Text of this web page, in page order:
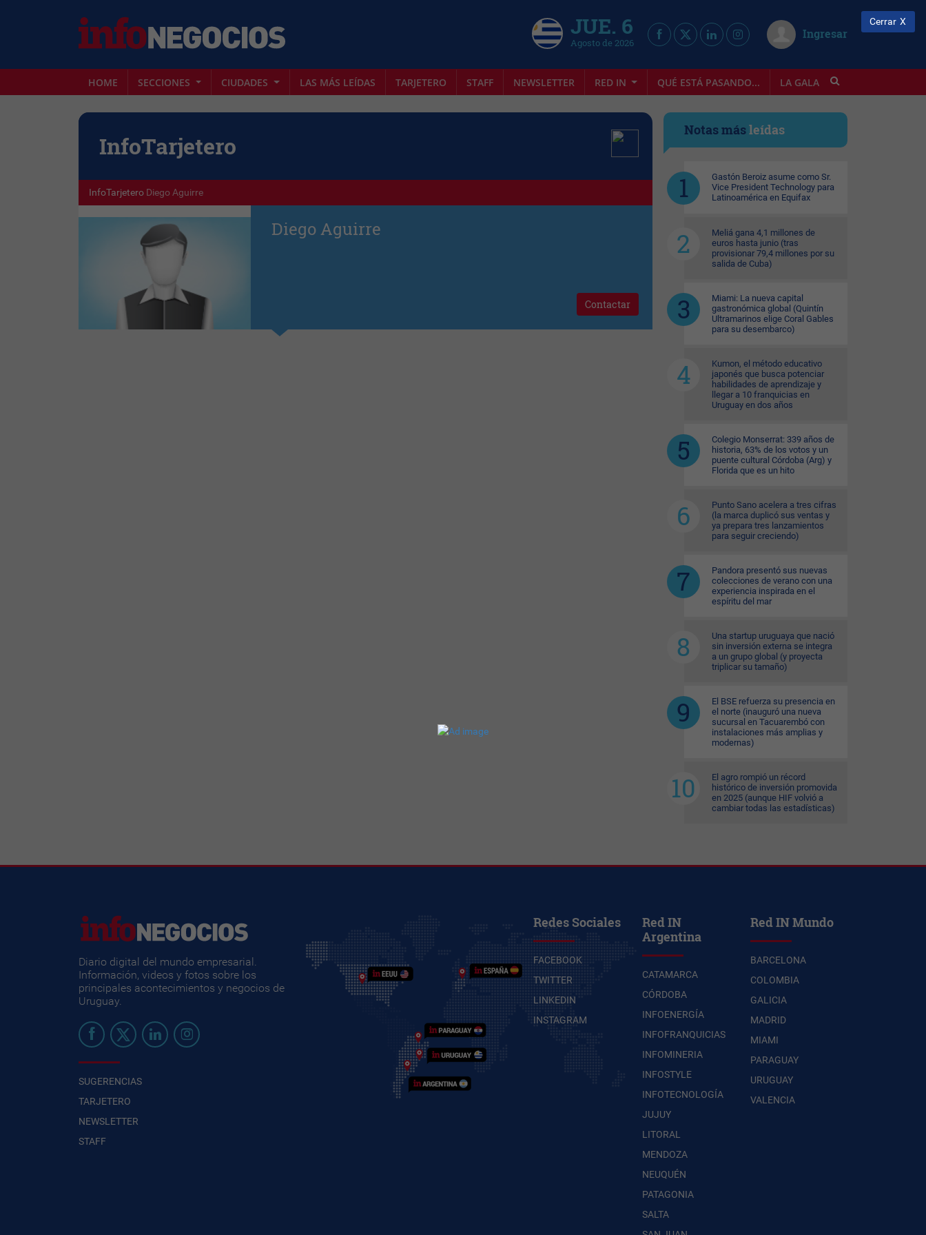
JUE. 6
Agosto de 2026
Ingresar
HOME SECCIONES CIUDADES LAS MÁS LEÍDAS TARJETERO STAFF NEWSLETTER RED IN QUÉ ESTÁ PASANDO... LA GALA INFOSTYLE
InfoTarjetero
InfoTarjetero Diego Aguirre
Diego Aguirre
Contactar
Notas másleídas
Gastón Beroiz asume como Sr.
Vice President Technology para
Latinoamérica en Equifax
Meliá gana 4,1 millones de
euros hasta junio (tras
provisionar 79,4 millones por su
salida de Cuba)
Miami: La nueva capital
gastronómica global (Quintín
Ultramarinos elige Coral Gables
para su desembarco)
Kumon, el método educativo
japonés que busca potenciar
habilidades de aprendizaje y
llegar a 10 franquicias en
Uruguay en dos años
Colegio Monserrat: 339 años de
historia, 63% de los votos y un
puente cultural Córdoba (Arg) y
Florida que es un hito
Punto Sano acelera a tres cifras
(la marca duplicó sus ventas y
ya prepara tres lanzamientos
para seguir creciendo)
Pandora presentó sus nuevas
colecciones de verano con una
experiencia inspirada en el
espíritu del mar
Una startup uruguaya que nació
sin inversión externa se integra
a un grupo global (y proyecta
triplicar su tamaño)
El BSE refuerza su presencia en
el norte (inauguró una nueva
sucursal en Tacuarembó con
instalaciones más amplias y
modernas)
El agro rompió un récord
histórico de inversión promovida
en 2025 (aunque HIF volvió a
cambiar todas las estadísticas)
Diario digital del mundo empresarial.
Información, videos y fotos sobre los
principales acontecimientos y negocios de
Uruguay.
SUGERENCIAS
TARJETERO
NEWSLETTER
STAFF
Redes Sociales
FACEBOOK
TWITTER
LINKEDIN
INSTAGRAM
Red IN
Argentina
CATAMARCA
CÓRDOBA
INFOENERGÍA
INFOFRANQUICIAS
INFOMINERIA
INFOSTYLE
INFOTECNOLOGÍA
JUJUY
LITORAL
MENDOZA
NEUQUÉN
PATAGONIA
SALTA
Red IN Mundo
BARCELONA
COLOMBIA
GALICIA
MADRID
MIAMI
PARAGUAY
URUGUAY
VALENCIA
Cerrar